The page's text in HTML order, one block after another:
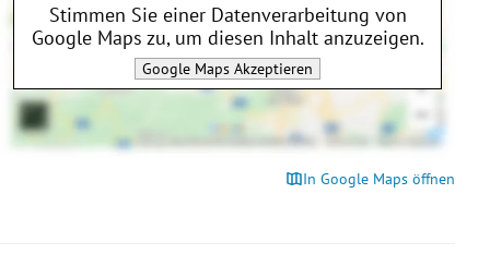
In Google Maps öffnen
Stimmen Sie einer Datenverarbeitung von
Google Maps zu, um diesen Inhalt anzuzeigen.
Google Maps Akzeptieren